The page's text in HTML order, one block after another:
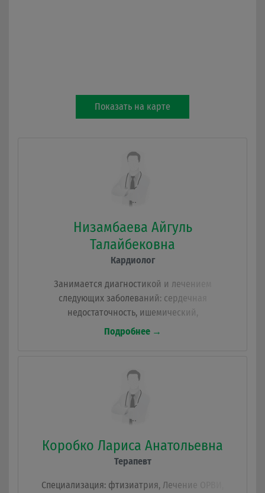
Низамбаева Айгуль
Талайбековна
Кардиолог
Занимается диагностикой и лечением
следующих заболеваний: сердечная
недостаточность, ишемический,
геморрагический инсульт, ведение
кардиологических пациентов в стационаре,
АД, ЭКГ, ЭХОКГ, аритмия сердца, ИБС, стенокардия.
Подробнее →
Коробко Лариса Анатольевна
Терапевт
Специализация: фтизиатрия, Лечение ОРВИ,
Показать на карте